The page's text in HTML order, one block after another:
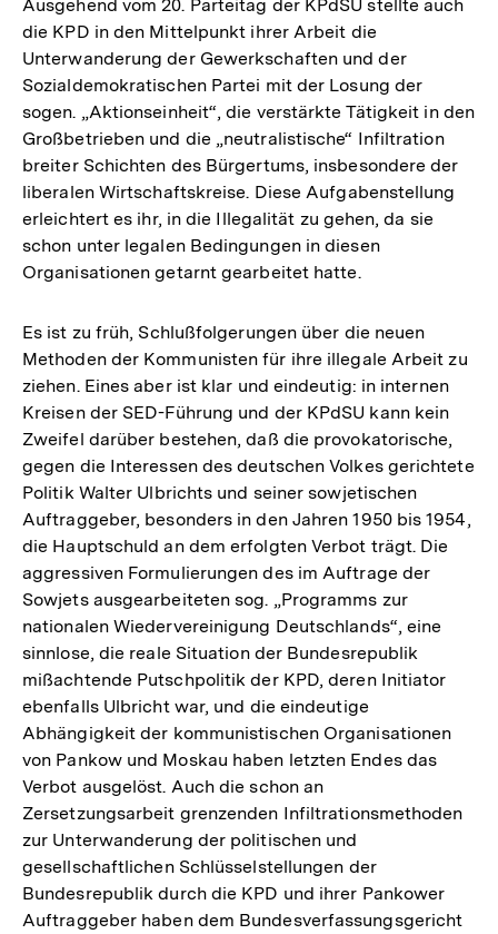
Ausgehend vom 20. Parteitag der KPdSU stellte auch
die KPD in den Mittelpunkt ihrer Arbeit die
Unterwanderung der Gewerkschaften und der
Sozialdemokratischen Partei mit der Losung der
sogen. „Aktionseinheit“, die verstärkte Tätigkeit in den
Großbetrieben und die „neutralistische“ Infiltration
breiter Schichten des Bürgertums, insbesondere der
liberalen Wirtschaftskreise. Diese Aufgabenstellung
erleichtert es ihr, in die Illegalität zu gehen, da sie
schon unter legalen Bedingungen in diesen
Organisationen getarnt gearbeitet hatte.
Es ist zu früh, Schlußfolgerungen über die neuen
Methoden der Kommunisten für ihre illegale Arbeit zu
ziehen. Eines aber ist klar und eindeutig: in internen
Kreisen der SED-Führung und der KPdSU kann kein
Zweifel darüber bestehen, daß die provokatorische,
gegen die Interessen des deutschen Volkes gerichtete
Politik Walter Ulbrichts und seiner sowjetischen
Auftraggeber, besonders in den Jahren 1950 bis 1954,
die Hauptschuld an dem erfolgten Verbot trägt. Die
aggressiven Formulierungen des im Auftrage der
Sowjets ausgearbeiteten sog. „Programms zur
nationalen Wiedervereinigung Deutschlands“, eine
sinnlose, die reale Situation der Bundesrepublik
mißachtende Putschpolitik der KPD, deren Initiator
ebenfalls Ulbricht war, und die eindeutige
Abhängigkeit der kommunistischen Organisationen
von Pankow und Moskau haben letzten Endes das
Verbot ausgelöst. Auch die schon an
Zersetzungsarbeit grenzenden Infiltrationsmethoden
zur Unterwanderung der politischen und
gesellschaftlichen Schlüsselstellungen der
Bundesrepublik durch die KPD und ihrer Pankower
Auftraggeber haben dem Bundesverfassungsgericht